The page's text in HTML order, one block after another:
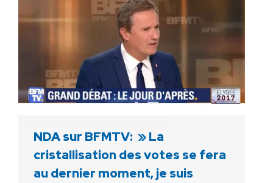
NDA sur BFMTV: » La
cristallisation des votes se fera
au dernier moment, je suis